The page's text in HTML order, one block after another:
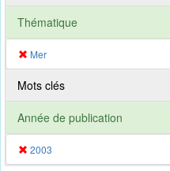
Thématique
Mer
Mots clés
Année de publication
2003